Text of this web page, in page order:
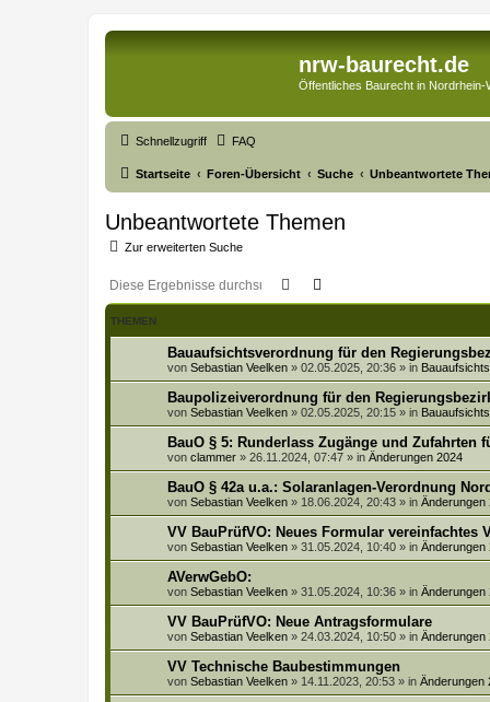
nrw-baurecht.de
Öffentliches Baurecht in Nordrhein-
Schnellzugriff FAQ
Startseite Foren-Übersicht Suche Unbeantwortete
Unbeantwortete Themen
Zur erweiterten Suche
Suche
THEMEN
Bauaufsichtsverordnung für den
von Sebastian Veelken » 02.05.2025, 20:36 » in
Baupolizeiverordnung für den
von Sebastian Veelken » 02.05.2025, 20:15 » in
BauO § 5: Runderlass Zugänge und Zufahrten
von clammer » 26.11.2024, 07:47 » in Änderungen 2024
BauO § 42a u.a.: Solaranlagen-Verordnung
von Sebastian Veelken » 18.06.2024, 20:43 » in Änderungen
VV BauPrüfVO: Neues Formular vereinfachtes
von Sebastian Veelken » 31.05.2024, 10:40 » in Änderungen
AVerwGebO:
von Sebastian Veelken » 31.05.2024, 10:36 » in Änderungen
VV BauPrüfVO: Neue Antragsformulare
von Sebastian Veelken » 24.03.2024, 10:50 » in Änderungen
VV Technische Baubestimmungen
von Sebastian Veelken » 14.11.2023, 20:53 » in Änderungen